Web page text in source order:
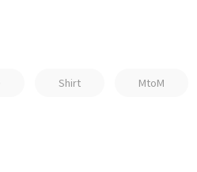
Shirt MtoM